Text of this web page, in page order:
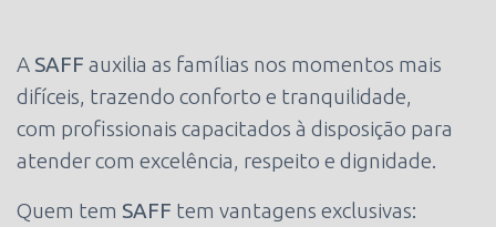
A SAFF auxilia as famílias nos momentos mais
difíceis, trazendo conforto e tranquilidade,
com profissionais capacitados à disposição para
atender com excelência, respeito e dignidade.
Quem tem SAFF tem vantagens exclusivas: